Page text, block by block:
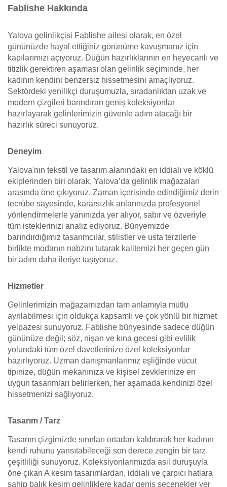
Fablishe Hakkında
Yalova gelinlikçisi Fablishe ailesi olarak, en özel
gününüzde hayal ettiğiniz görünüme kavuşmanız için
kapılarımızı açıyoruz. Düğün hazırlıklarının en heyecanlı ve
titizlik gerektiren aşaması olan gelinlik seçiminde, her
kadının kendini benzersiz hissetmesini amaçlıyoruz.
Sektördeki yenilikçi duruşumuzla, sıradanlıktan uzak ve
modern çizgileri barındıran geniş koleksiyonlar
hazırlayarak gelinlerimizin güvenle adım atacağı bir
hazırlık süreci sunuyoruz.
Deneyim
Yalova'nın tekstil ve tasarım alanındaki en iddialı ve köklü
ekiplerinden biri olarak, Yalova’da gelinlik mağazaları
arasında öne çıkıyoruz. Zaman içerisinde edindiğimiz derin
tecrübe sayesinde, kararsızlık anlarınızda profesyonel
yönlendirmelerle yanınızda yer alıyor, sabır ve özveriyle
tüm isteklerinizi analiz ediyoruz. Bünyemizde
barındırdığımız tasarımcılar, stilistler ve usta terzilerle
birlikte modanın nabzını tutarak kalitemizi her geçen gün
bir adım daha ileriye taşıyoruz.
Hizmetler
Gelinlerimizin mağazamızdan tam anlamıyla mutlu
ayrılabilmesi için oldukça kapsamlı ve çok yönlü bir hizmet
yelpazesi sunuyoruz. Fablishe bünyesinde sadece düğün
gününüze değil; söz, nişan ve kına gecesi gibi evlilik
yolundaki tüm özel davetlerinize özel koleksiyonlar
hazırlıyoruz. Uzman danışmanlarımız eşliğinde vücut
tipinize, düğün mekanınıza ve kişisel zevklerinize en
uygun tasarımları belirlerken, her aşamada kendinizi özel
hissetmenizi sağlıyoruz.
Tasarım / Tarz
Tasarım çizgimizde sınırları ortadan kaldırarak her kadının
kendi ruhunu yansıtabileceği son derece zengin bir tarz
çeşitliliği sunuyoruz. Koleksiyonlarımızda asil duruşuyla
öne çıkan A kesim tasarımlardan, iddialı ve çarpıcı hatlara
sahip balık kesim gelinliklere kadar geniş seçenekler yer